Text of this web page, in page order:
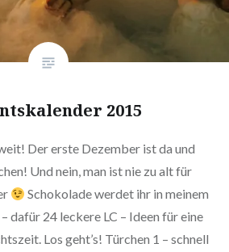
2015
Der erste Dezember ist da und
Und nein, man ist nie zu alt für
Schokolade werdet ihr in meinem
dafür 24 leckere LC – Ideen für eine
Los geht’s! Türchen 1 – schnell